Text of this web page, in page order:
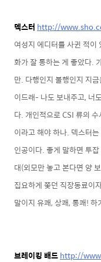
덱스터 http://
여성지 에디터를 사귄 적이
화가 잘 통하는 게 좋았다.
만. 다행인지 불행인지 지
이드래- 나도 보내주고, 너
다. 개인적으로 CSI 류의
이라고 해야 하나. 덱스터
인공이다. 좋게 말하면 투
대(외모만 놓고 본다면 양
집요하게 쫓던 직장동료이
말이지 유쾌, 상쾌, 통쾌! 하
브레이킹 배드http://